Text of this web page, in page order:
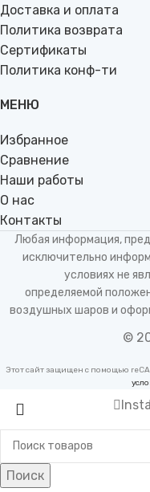
Доставка и оплата
Политика возврата
Сертификаты
Политика конф-ти
МЕНЮ
Избранное
Сравнение
Наши работы
О нас
Контакты
Любая информация,
исключительно
условиях не
определяемой
воздушных шаров и
©
Этот сайт защищен с помощью
Поиск